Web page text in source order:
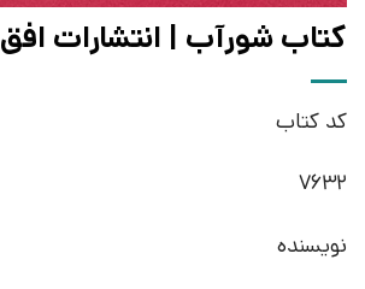
کتاب شورآب | انتشارات افق
کد کتاب
7632
نویسنده